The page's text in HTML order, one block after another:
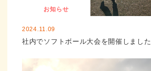
お知らせ
2024.11.09
社内でソフトボール大会を開催しました